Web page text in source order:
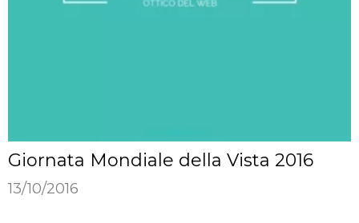
Giornata Mondiale della Vista 2016
13/10/2016